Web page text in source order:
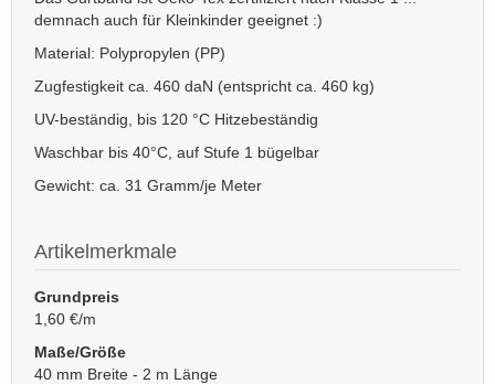
demnach auch für Kleinkinder geeignet :)
Material: Polypropylen (PP)
Zugfestigkeit ca. 460 daN (entspricht ca. 460 kg)
UV-beständig, bis 120 °C Hitzebeständig
Waschbar bis 40°C, auf Stufe 1 bügelbar
Gewicht: ca. 31 Gramm/je Meter
Artikelmerkmale
Grundpreis
1,60 €/m
Maße/Größe
40 mm Breite - 2 m Länge